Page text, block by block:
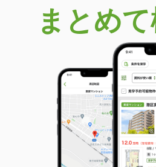
まとめて